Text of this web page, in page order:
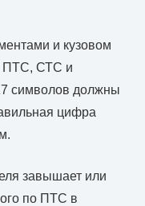
и кузовом
ПТС, СТС и
символов должны
цифра
завышает или
по ПТС в